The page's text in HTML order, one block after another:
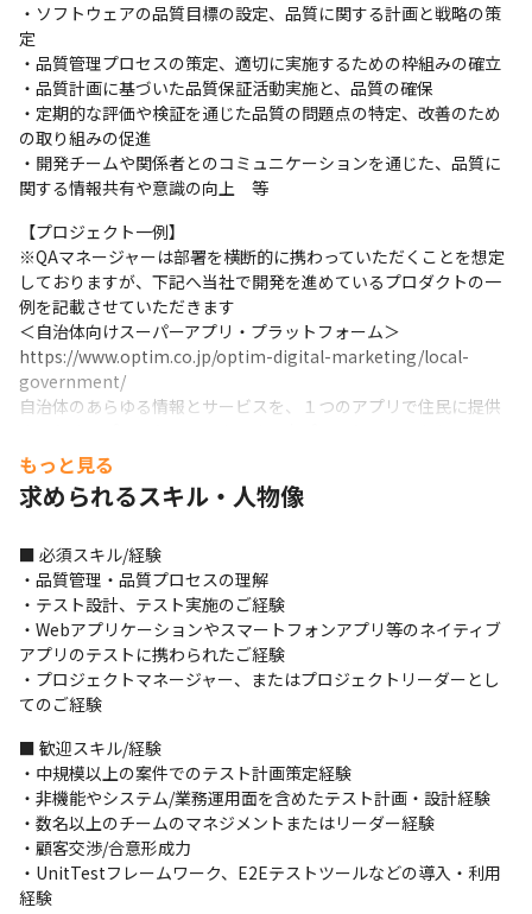
・ソフトウェアの品質目標の設定、品質に関する計画と戦略の策
定
・品質管理プロセスの策定、適切に実施するための枠組みの確立
・品質計画に基づいた品質保証活動実施と、品質の確保
・定期的な評価や検証を通じた品質の問題点の特定、改善のため
の取り組みの促進
・開発チームや関係者とのコミュニケーションを通じた、品質に
関する情報共有や意識の向上　等
【プロジェクト一例】
※QAマネージャーは部署を横断的に携わっていただくことを想定
しておりますが、下記へ当社で開発を進めているプロダクトの一
例を記載させていただきます
＜自治体向けスーパーアプリ・プラットフォーム＞
https://www.optim.co.jp/optim-digital-marketing/local-
government/
自治体のあらゆる情報とサービスを、１つのアプリで住民に提供
に作られ佐賀市で導入いただいている「佐賀市公式スーパーアプ
リ」は、多くの市民の方にダウンロードいただき、デジタル・コ
ンテンツ・オブ・ジ・イヤー’23のリージョナル賞を受賞するな
す。
＜農業DX事業＞
https://www.optim.co.jp/agriculture/services/pts
OPTiM スマート農業サービスは、AI・IoT・Roboticsを活用し
「楽しく・かっこよく・稼げる農業」をスローガンに掲げ、新た
な農業技術の開発、社会実装を通し、農業生産力向上と持続可能
性を実現することを目的とする事業です。例えば、最先端のデジ
ミングを見極め、自動飛行ドローンを使い必要な箇所のみにピン
ポイントでドローン散布を行うピンポイントタイム散布サービス
などがございます。
もっと見る
求められるスキル・人物像
■ 必須スキル/経験
・品質管理・品質プロセスの理解
・テスト設計、テスト実施のご経験
・Webアプリケーションやスマートフォンアプリ等のネイティブ
アプリのテストに携わられたご経験
・プロジェクトマネージャー、またはプロジェクトリーダーとし
てのご経験
■ 歓迎スキル/経験
・中規模以上の案件でのテスト計画策定経験
・非機能やシステム/業務運用面を含めたテスト計画・設計経験
・数名以上のチームのマネジメントまたはリーダー経験
・顧客交渉/合意形成力
・UnitTestフレームワーク、E2Eテストツールなどの導入・利用
経験